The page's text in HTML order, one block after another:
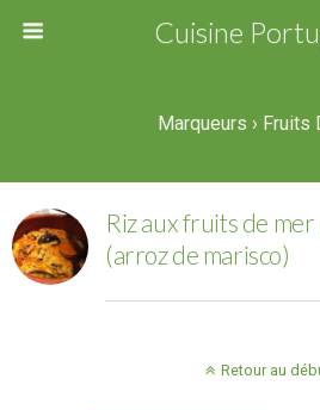
Cuisine
Marqueurs › Fruits
Riz aux fruits de
(arroz de marisco)
Retour au